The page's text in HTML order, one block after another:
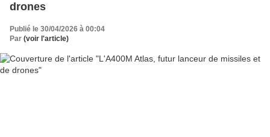
drones
Publié le 30/04/2026 à 00:04
Par (voir l'article)